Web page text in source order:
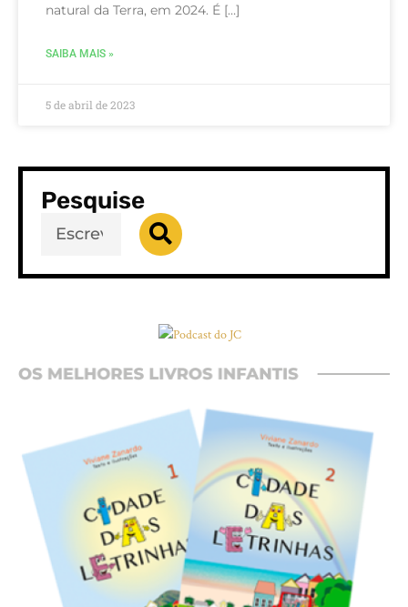
natural da Terra, em 2024. É […]
SAIBA MAIS »
5 de abril de 2023
Pesquise